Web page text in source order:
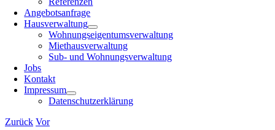
Angebotsanfrage
Hausverwaltung
Wohnungseigentumsverwaltung
Miethausverwaltung
Sub- und Wohnungsverwaltung
Jobs
Kontakt
Impressum
Datenschutzerklärung
Zurück Vor